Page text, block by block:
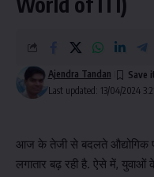
Last updated: 13/04/2024
Ajendra Tandan
आज के तेजी से बदलते औद्योगिक
लगातार बढ़ रही है. ऐसे में, युवाओं